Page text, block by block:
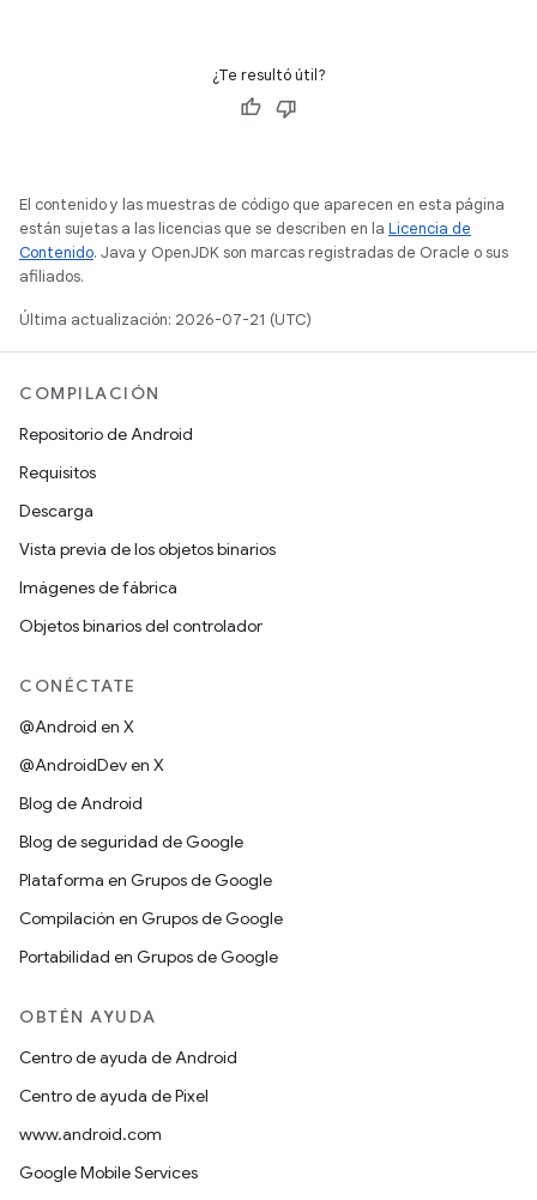
¿Te resultó útil?
El contenido y las muestras de código que aparecen en esta página
están sujetas a las licencias que se describen en la Licencia de
Contenido. Java y OpenJDK son marcas registradas de Oracle o sus
afiliados.
Última actualización: 2026-07-21 (UTC)
COMPILACIÓN
Repositorio de Android
Requisitos
Descarga
Vista previa de los objetos binarios
Imágenes de fábrica
Objetos binarios del controlador
CONÉCTATE
@Android en X
@AndroidDev en X
Blog de Android
Blog de seguridad de Google
Plataforma en Grupos de Google
Compilación en Grupos de Google
Portabilidad en Grupos de Google
OBTÉN AYUDA
Centro de ayuda de Android
Centro de ayuda de Pixel
www.android.com
Google Mobile Services